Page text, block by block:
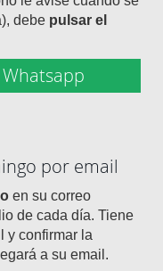
debe pulsar el
por email
en su correo
de cada día. Tiene
y confirmar la
a su email.